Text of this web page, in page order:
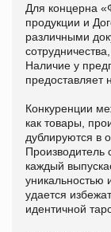
Для концерна
продукции и
различными
Наличие у
предоставляет
Конкуренции
как товары,
дублируются в
Производитель
каждый
уникальностью
удается
идентичной